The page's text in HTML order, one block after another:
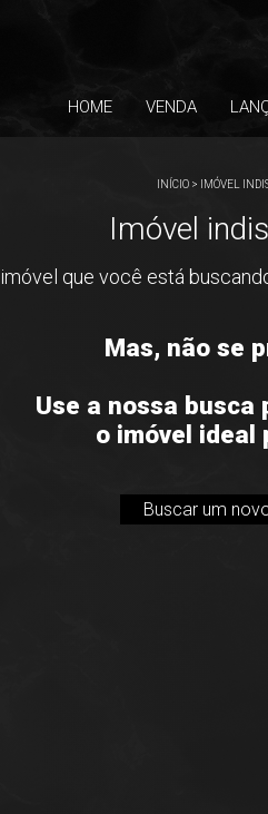
HOME VENDA
INÍCIO> IMÓVEL
Imóvel
que você está
Mas, não se
Use a nossa busca
o imóvel ideal
Buscar um